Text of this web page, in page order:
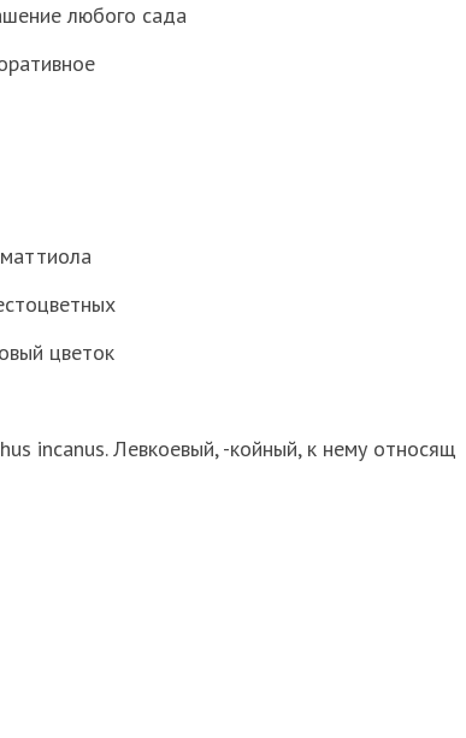
любого сада
цветок
incanus. Левкоевый, -койный, к нему относящ